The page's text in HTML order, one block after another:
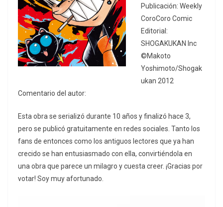
Publicación: Weekly
CoroCoro Comic
Editorial:
SHOGAKUKAN Inc
©Makoto
Yoshimoto/Shogak
ukan 2012
Comentario del autor:
Esta obra se serializó durante 10 años y finalizó hace 3,
pero se publicó gratuitamente en redes sociales. Tanto los
fans de entonces como los antiguos lectores que ya han
crecido se han entusiasmado con ella, convirtiéndola en
una obra que parece un milagro y cuesta creer. ¡Gracias por
votar! Soy muy afortunado.